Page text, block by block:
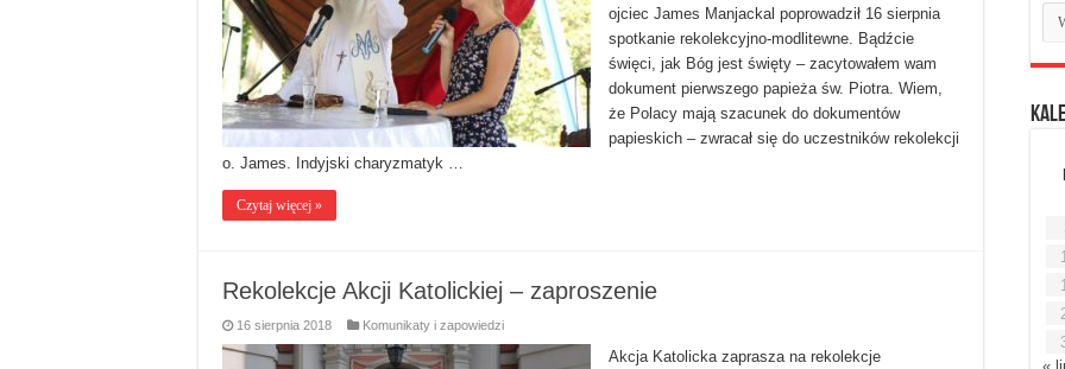
ojciec James Manjackal poprowadził 16 sierpnia
spotkanie rekolekcyjno-modlitewne. Bądźcie
święci, jak Bóg jest święty – zacytowałem wam
dokument pierwszego papieża św. Piotra. Wiem,
że Polacy mają szacunek do dokumentów
papieskich – zwracał się do uczestników rekolekcji
o. James. Indyjski charyzmatyk …
Czytaj więcej »
Rekolekcje Akcji Katolickiej – zaproszenie
16 sierpnia 2018 Komunikaty i zapowiedzi
Akcja Katolicka zaprasza na rekolekcje